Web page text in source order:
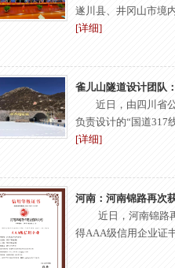
遂川县、井冈山市境
[详细]
雀儿山隧道设计团队
近日，由四川省
负责设计的“国道317
[详细]
河南：河南锦路再次
近日，河南锦路
得AAA级信用企业证